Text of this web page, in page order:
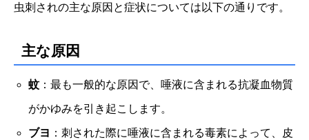
虫刺されの主な原因と症状については以下の通りです。
主な原因
蚊：最も一般的な原因で、唾液に含まれる抗凝血物質
がかゆみを引き起こします。
ブヨ ：刺された際に唾液に含まれる毒素によって、皮